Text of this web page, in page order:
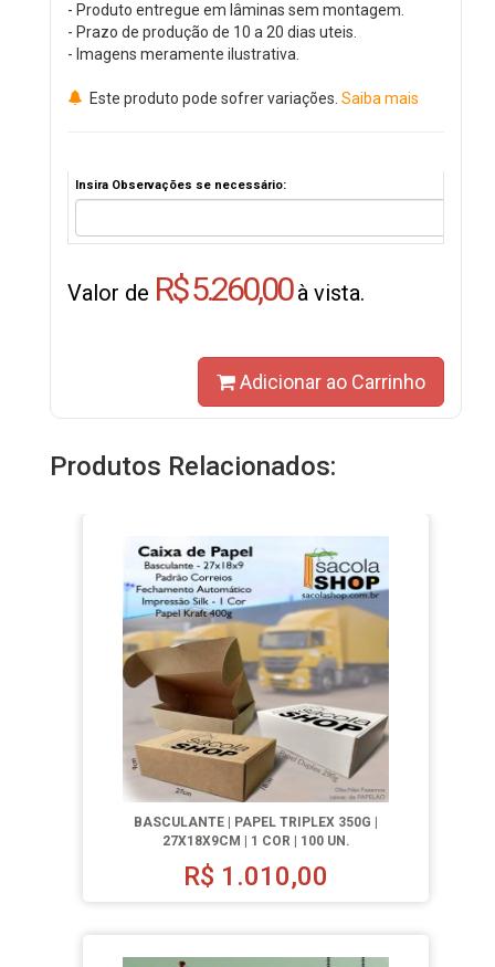
- Produto entregue em lâminas sem montagem.
- Prazo de produção de 10 a 20 dias uteis.
- Imagens meramente ilustrativa.
Este produto pode sofrer variações. Saiba mais
Insira Observações se necessário:
Valor de R$ 5.260,00à vista.
Adicionar ao Carrinho
Produtos Relacionados:
BASCULANTE | PAPEL TRIPLEX 350G |
27X18X9CM | 1 COR | 100 UN.
R$ 1.010,00